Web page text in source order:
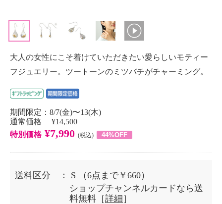
大人の女性にこそ着けていただきたい愛らしいモティー
フジュエリー。ツートーンのミツバチがチャーミング。
期間限定：8/7(金)〜13(木)
通常価格 ¥14,500
特別価格 ¥7,990 (税込) 44%OFF
送料区分 ： S
（6点まで￥660）
ショップチャンネルカードなら送
料無料［詳細 ］